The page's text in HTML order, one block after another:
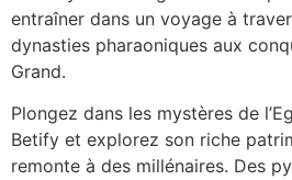
entraîner dans un voyage à
dynasties pharaoniques aux
Grand.
Plongez dans les mystères de
Betify et explorez son riche
remonte à des millénaires. Des